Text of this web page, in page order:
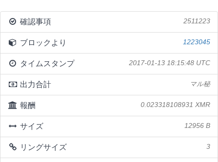
確認事項 2511223
ブロックより 1223045
タイムスタンプ 2017-01-13 18:15:48 UTC
出力合計 マル秘
報酬 0.023318108931 XMR
サイズ 12956 B
リングサイズ 3